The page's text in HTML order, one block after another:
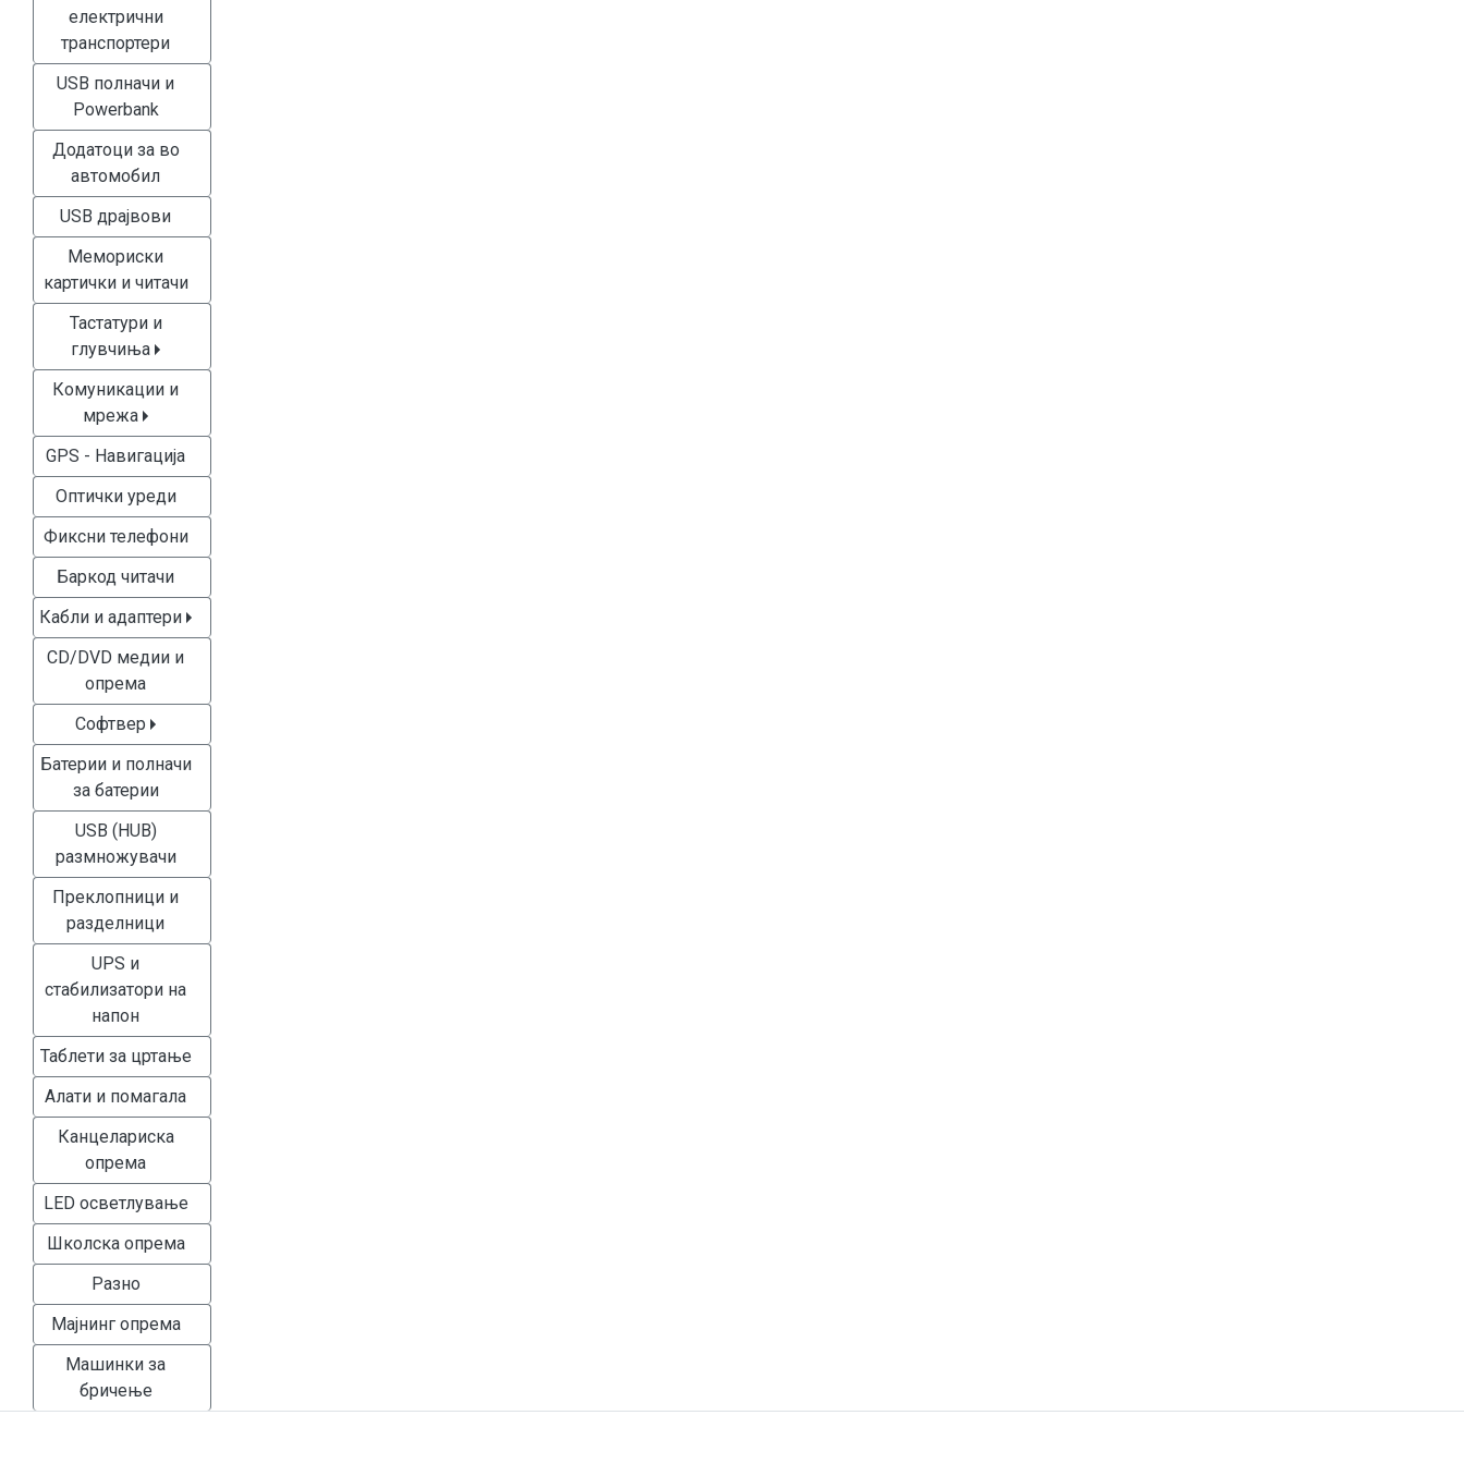
електрични
транспортери
USB полначи и
Powerbank
Додатоци за во
автомобил
USB драјвови
Мемориски
картички и читачи
Тастатури и
глувчиња
Комуникации и
мрежа
GPS - Навигација
Оптички уреди
Фиксни телефони
Баркод читачи
Кабли и адаптери
CD/DVD медии и
опрема
Софтвер
Батерии и полначи
за батерии
USB (HUB)
размножувачи
Преклопници и
разделници
UPS и
стабилизатори на
напон
Таблети за цртање
Алати и помагала
Канцелариска
опрема
LED осветлување
Школска опрема
Разно
Мајнинг опрема
Машинки за
бричење